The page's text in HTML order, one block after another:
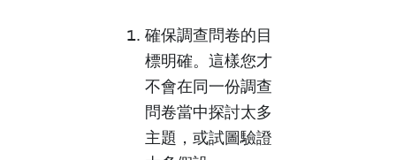
確保調查問卷的目
標明確。這樣您才
不會在同一份調查
問卷當中探討太多
主題，或試圖驗證